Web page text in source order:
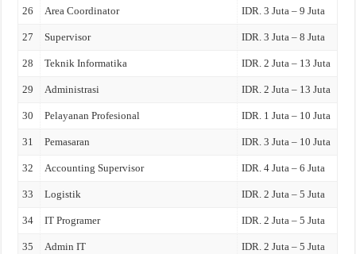
26 Area Coordinator IDR. 3 Juta – 9 Juta
27 Supervisor IDR. 3 Juta – 8 Juta
28 Teknik Informatika IDR. 2 Juta – 13 Juta
29 Administrasi IDR. 2 Juta – 13 Juta
30 Pelayanan Profesional IDR. 1 Juta – 10 Juta
31 Pemasaran IDR. 3 Juta – 10 Juta
32 Accounting Supervisor IDR. 4 Juta – 6 Juta
33 Logistik IDR. 2 Juta – 5 Juta
34 IT Programer IDR. 2 Juta – 5 Juta
35 Admin IT IDR. 2 Juta – 5 Juta